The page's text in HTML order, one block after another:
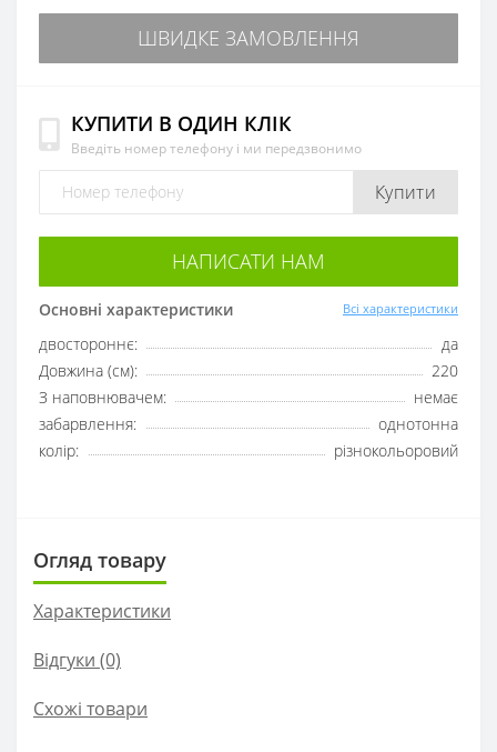
ШВИДКЕ ЗАМОВЛЕННЯ
КУПИТИ В ОДИН КЛІК
Введіть номер телефону і ми передзвонимо
Купити
НАПИСАТИ НАМ
Основні характеристики Всі характеристики
двостороннє:
да
Довжина (см):
220
З наповнювачем:
немає
забарвлення:
однотонна
колір:
різнокольоровий
Огляд товару
Характеристики
Відгуки (0)
Схожі товари